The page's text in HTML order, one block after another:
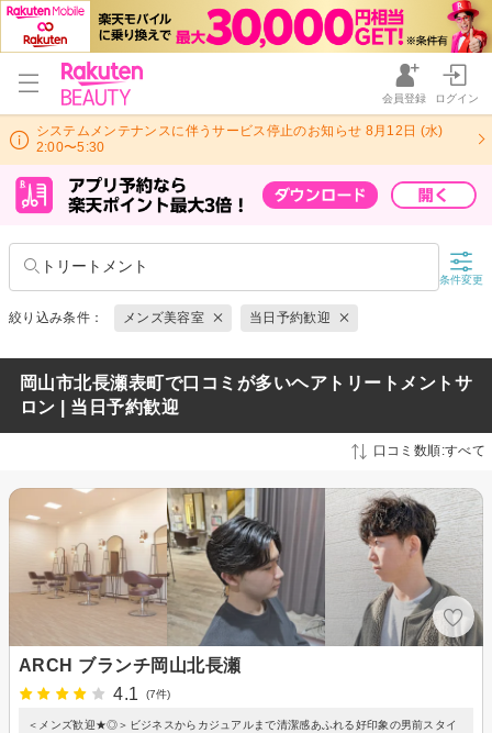
会員登録 ログイン
システムメンテナンスに伴うサービス停止のお知らせ 8月12日 (水)
2:00〜5:30
トリートメント
条件変更
絞り込み条件： メンズ美容室 当日予約歓迎
岡山市北長瀬表町で口コミが多いヘアトリートメントサ
ロン | 当日予約歓迎
口コミ数順:すべて
ARCH ブランチ岡山北長瀬
4.1
(7件)
＜メンズ歓迎★◎＞ビジネスからカジュアルまで清潔感あふれる好印象の男前スタイ